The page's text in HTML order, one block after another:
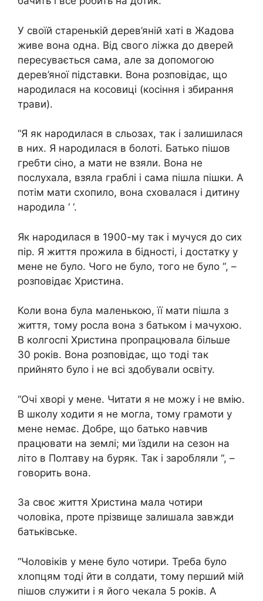
У своїй старенькій дерев’яній хаті в Жадова
живе вона одна. Від свого ліжка до дверей
пересувається сама, але за допомогою
дерев’яної підставки. Вона розповідає, що
народилася на косовиці (косіння і збирання
трави).
“Я як народилася в сльозах, так і залишилася
в них. Я народилася в болоті. Батько пішов
гребти сіно, а мати не взяли. Вона не
послухала, взяла граблі і сама пішла пішки. А
потім мати схопило, вона сховалася і дитину
народила ‘ ‘.
Як народилася в 1900-му так і мучуся до сих
пір. Я життя прожила в бідності, і достатку у
мене не було. Чого не було, того не було “, –
розповідає Христина.
Коли вона була маленькою, її мати пішла з
життя, тому росла вона з батьком і мачухою.
В колгоспі Христина пропрацювала більше
30 років. Вона розповідає, що тоді так
прийнято було і не всі здобували освіту.
“Очі хворі у мене. Читати я не можу і не вмію.
В школу ходити я не могла, тому грамоти у
мене немає. Добре, що батько навчив
працювати на землі; ми їздили на сезон на
літо в Полтаву на буряк. Так і заробляли “, –
говорить вона.
За своє життя Христина мала чотири
чоловіка, проте прізвище залишала завжди
батьківське.
“Чоловіків у мене було чотири. Треба було
хлопцям тоді йти в солдати, тому перший мій
пішов служити і я його чекала 5 років. А